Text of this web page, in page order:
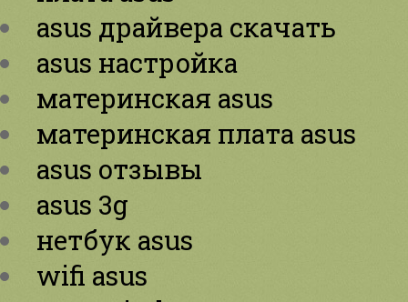
asus драйвера скачать
asus настройка
материнская asus
материнская плата asus
asus отзывы
asus 3g
нетбук asus
wifi asus